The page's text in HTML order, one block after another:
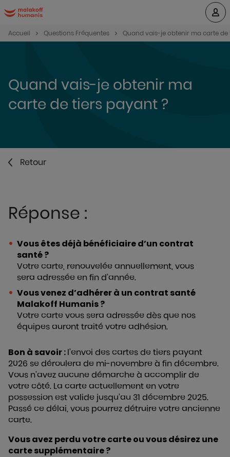
Accueil Questions Fréquentes Quand vais-je obtenir ma carte de
Quand vais-je obtenir ma
carte de tiers payant ?
Retour
Réponse :
Vous êtes déjà bénéficiaire d’un contrat
santé ?
Votre carte, renouvelée annuellement, vous
sera adressée en fin d’année.
Vous venez d’adhérer à un contrat santé
Malakoff Humanis ?
Votre carte vous sera adressée dès que nos
équipes auront traité votre adhésion.
Bon à savoir :l’envoi des cartes de tiers payant
2026 se déroulera de mi-novembre à fin décembre.
Vous n’avez aucune démarche à accomplir de
votre côté. La carte actuellement en votre
possession est valide jusqu’au 31 décembre 2025.
Passé ce délai, vous pourrez détruire votre ancienne
carte.
Vous avez perdu votre carte ou vous désirez une
carte supplémentaire ?